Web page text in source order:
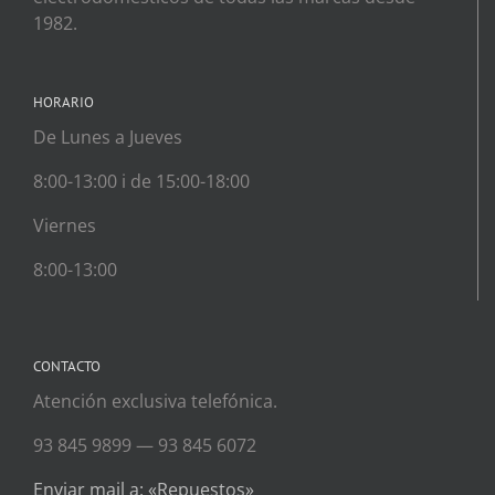
1982.
HORARIO
De Lunes a Jueves
8:00-13:00 i de 15:00-18:00
Viernes
8:00-13:00
CONTACTO
Atención exclusiva telefónica.
93 845 9899 — 93 845 6072
Enviar mail a: «Repuestos»